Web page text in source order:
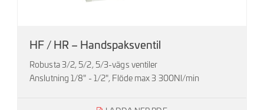
HF / HR – Handspaksventil
Robusta 3/2, 5/2, 5/3-vägs ventiler
Anslutning 1/8" - 1/2", Flöde max 3 300Nl/min